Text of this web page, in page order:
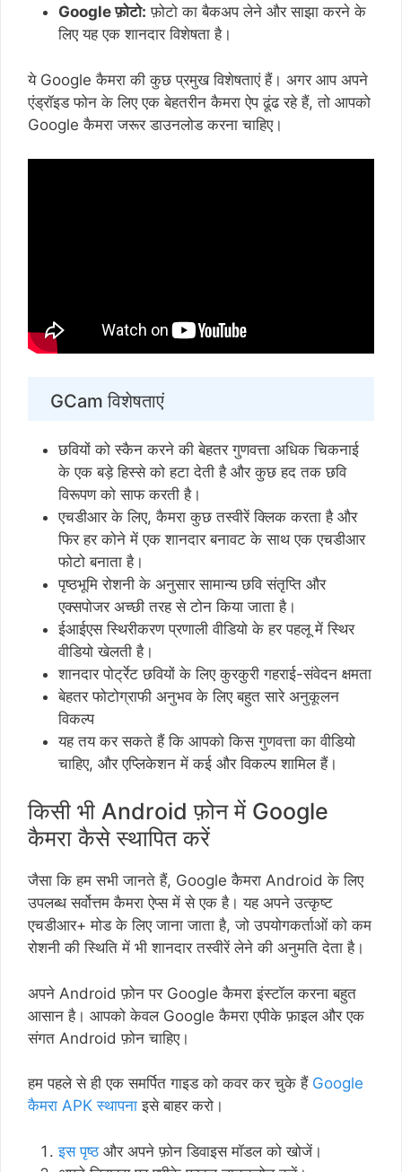
Google फ़ोटो: फ़ोटो का बैकअप लेने और साझा करने के
लिए यह एक शानदार विशेषता है।
ये Google कैमरा की कुछ प्रमुख विशेषताएं हैं। अगर आप अपने
एंड्रॉइड फोन के लिए एक बेहतरीन कैमरा ऐप ढूंढ रहे हैं, तो आपको
Google कैमरा जरूर डाउनलोड करना चाहिए।
GCam विशेषताएं
छवियों को स्कैन करने की बेहतर गुणवत्ता अधिक चिकनाई
के एक बड़े हिस्से को हटा देती है और कुछ हद तक छवि
विरूपण को साफ करती है।
एचडीआर के लिए, कैमरा कुछ तस्वीरें क्लिक करता है और
फिर हर कोने में एक शानदार बनावट के साथ एक एचडीआर
फोटो बनाता है।
पृष्ठभूमि रोशनी के अनुसार सामान्य छवि संतृप्ति और
एक्सपोजर अच्छी तरह से टोन किया जाता है।
ईआईएस स्थिरीकरण प्रणाली वीडियो के हर पहलू में स्थिर
वीडियो खेलती है।
शानदार पोर्ट्रेट छवियों के लिए कुरकुरी गहराई-संवेदन क्षमता
बेहतर फोटोग्राफी अनुभव के लिए बहुत सारे अनुकूलन
विकल्प
यह तय कर सकते हैं कि आपको किस गुणवत्ता का वीडियो
चाहिए, और एप्लिकेशन में कई और विकल्प शामिल हैं।
किसी भी Android फ़ोन में Google
कैमरा कैसे स्थापित करें
जैसा कि हम सभी जानते हैं, Google कैमरा Android के लिए
उपलब्ध सर्वोत्तम कैमरा ऐप्स में से एक है। यह अपने उत्कृष्ट
एचडीआर+ मोड के लिए जाना जाता है, जो उपयोगकर्ताओं को कम
रोशनी की स्थिति में भी शानदार तस्वीरें लेने की अनुमति देता है।
अपने Android फ़ोन पर Google कैमरा इंस्टॉल करना बहुत
आसान है। आपको केवल Google कैमरा एपीके फ़ाइल और एक
संगत Android फ़ोन चाहिए।
हम पहले से ही एक समर्पित गाइड को कवर कर चुके हैं Google
कैमरा APK स्थापना इसे बाहर करो।
इस पृष्ठऔर अपने फ़ोन डिवाइस मॉडल को खोजें।